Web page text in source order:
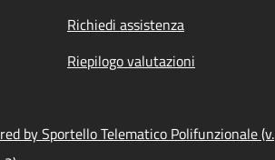
Richiedi assistenza
Riepilogo valutazioni
by Sportello Telematico Polifunzionale (v.